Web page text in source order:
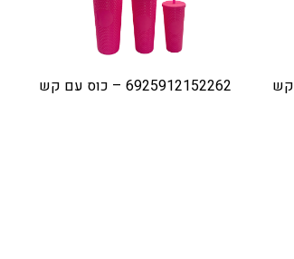
6925912152262 – כוס עם קש